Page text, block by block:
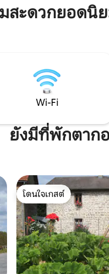
สะดวกยอดนิ
Wi-Fi
ยังมีที่พักตาก
โดนใจเกสต์
โดนใจเกสต์